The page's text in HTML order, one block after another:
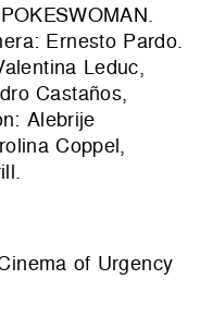
Ernesto Pardo.
Leduc,
Castaños,
Alebrije
Coppel,
of Urgency